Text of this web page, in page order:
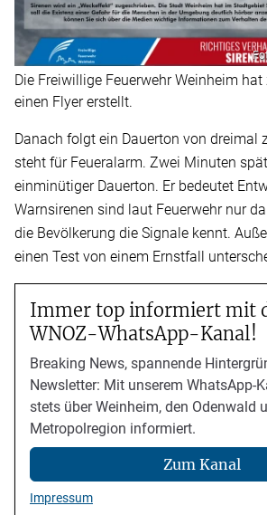
Die Freiwillige Feuerwehr Weinheim
einen Flyer erstellt.
Danach folgt ein Dauerton von dreimal
steht für Feueralarm. Zwei Minuten
einminütiger Dauerton. Er bedeutet
Warnsirenen sind laut Feuerwehr nur
die Bevölkerung die Signale kennt.
einen Test von einem Ernstfall
Immer top informiert mit
WNOZ-WhatsApp-Kanal!
Breaking News, spannende
Newsletter: Mit unserem WhatsApp-
stets über Weinheim, den Odenwald
Metropolregion informiert.
Zum Kanal
Impressum